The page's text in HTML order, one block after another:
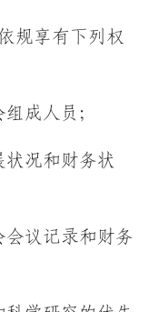
规享有下列权
成人员；
状况和财务状
会议记录和财务